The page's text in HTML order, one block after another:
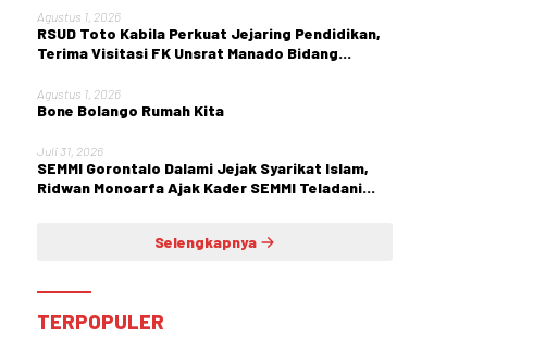
Agustus 1, 2026
RSUD Toto Kabila Perkuat Jejaring Pendidikan,
Terima Visitasi FK Unsrat Manado Bidang
Agustus 1, 2026
Bone Bolango Rumah Kita
Juli 31, 2026
SEMMI Gorontalo Dalami Jejak Syarikat Islam,
Ridwan Monoarfa Ajak Kader SEMMI Teladani
Selengkapnya
TERPOPULER